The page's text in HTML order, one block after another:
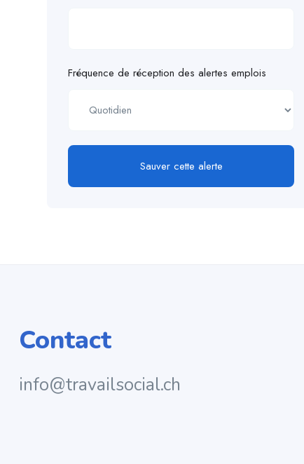
Fréquence de réception des alertes emplois
Sauver cette alerte
Contact
info@travailsocial.ch